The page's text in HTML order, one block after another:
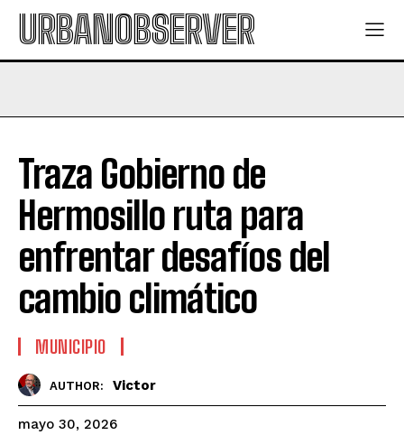
URBANOBSERVER
Traza Gobierno de
Hermosillo ruta para
enfrentar desafíos del
cambio climático
MUNICIPIO
AUTHOR: Victor
mayo 30, 2026